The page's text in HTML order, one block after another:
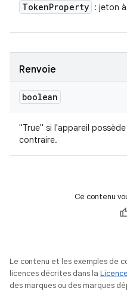
TokenProperty : jeton
Renvoie
boolean
"True" si l'appareil
contraire.
Ce contenu
Le contenu et les exemples de
licences décrites dans la
des marques ou des marques